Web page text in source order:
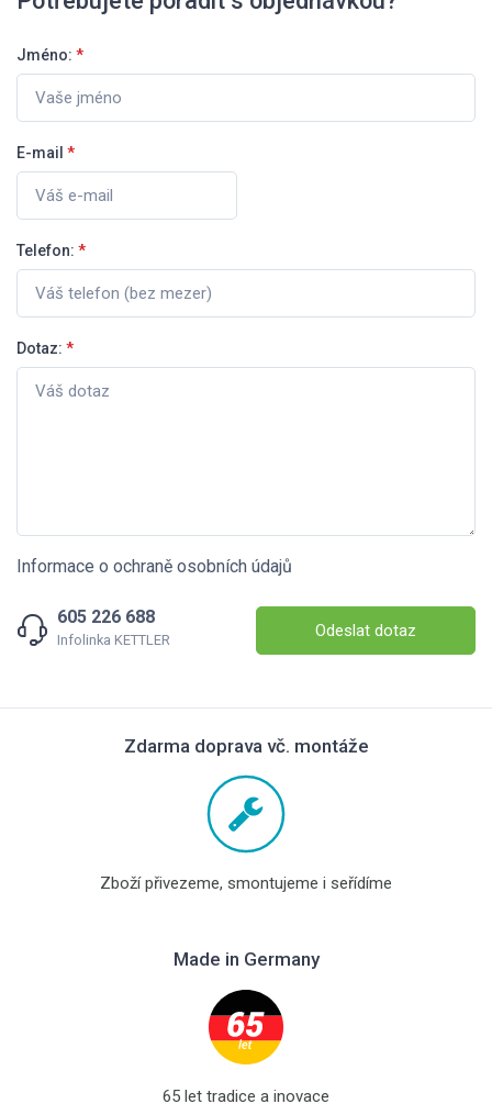
Jméno: *
E-mail *
Telefon: *
Dotaz: *
Informace o ochraně osobních údajů
605 226 688
Infolinka KETTLER Odeslat dotaz
Zdarma doprava vč. montáže
Zboží přivezeme, smontujeme i seřídíme
Made in Germany
65 let tradice a inovace